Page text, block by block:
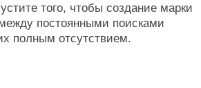
того, чтобы создание марки
постоянными поисками
полным отсутствием.